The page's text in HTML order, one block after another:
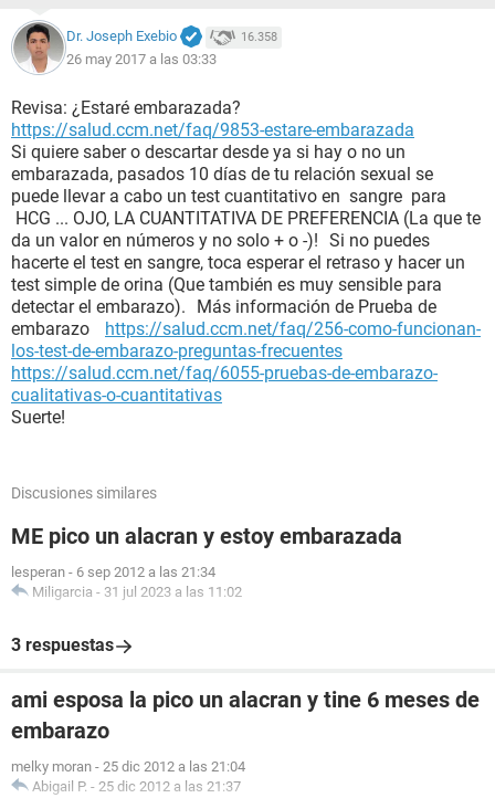
Dr. Joseph Exebio 16.358
26 may 2017 a las 03:33
Revisa: ¿Estaré embarazada?
https://salud.ccm.net/faq/9853-estare-embarazada
Si quiere saber o descartar desde ya si hay o no un
embarazada, pasados 10 días de tu relación sexual se
puede llevar a cabo un test cuantitativo en sangre para
HCG ... OJO, LA CUANTITATIVA DE PREFERENCIA (La que te
da un valor en números y no solo + o -)! Si no puedes
hacerte el test en sangre, toca esperar el retraso y hacer un
test simple de orina (Que también es muy sensible para
detectar el embarazo). Más información de Prueba de
embarazo https://salud.ccm.net/faq/256-como-funcionan-
los-test-de-embarazo-preguntas-frecuentes
https://salud.ccm.net/faq/6055-pruebas-de-embarazo-
cualitativas-o-cuantitativas
Suerte!
Discusiones similares
ME pico un alacran y estoy embarazada
lesperan - 6 sep 2012 a las 21:34
Miligarcia - 31 jul 2023 a las 11:02
3 respuestas
ami esposa la pico un alacran y tine 6 meses de
embarazo
melky moran - 25 dic 2012 a las 21:04
Abigail P. - 25 dic 2012 a las 21:37